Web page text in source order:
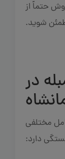
حتماً از
شوید.
در
مختلفی
دارد: